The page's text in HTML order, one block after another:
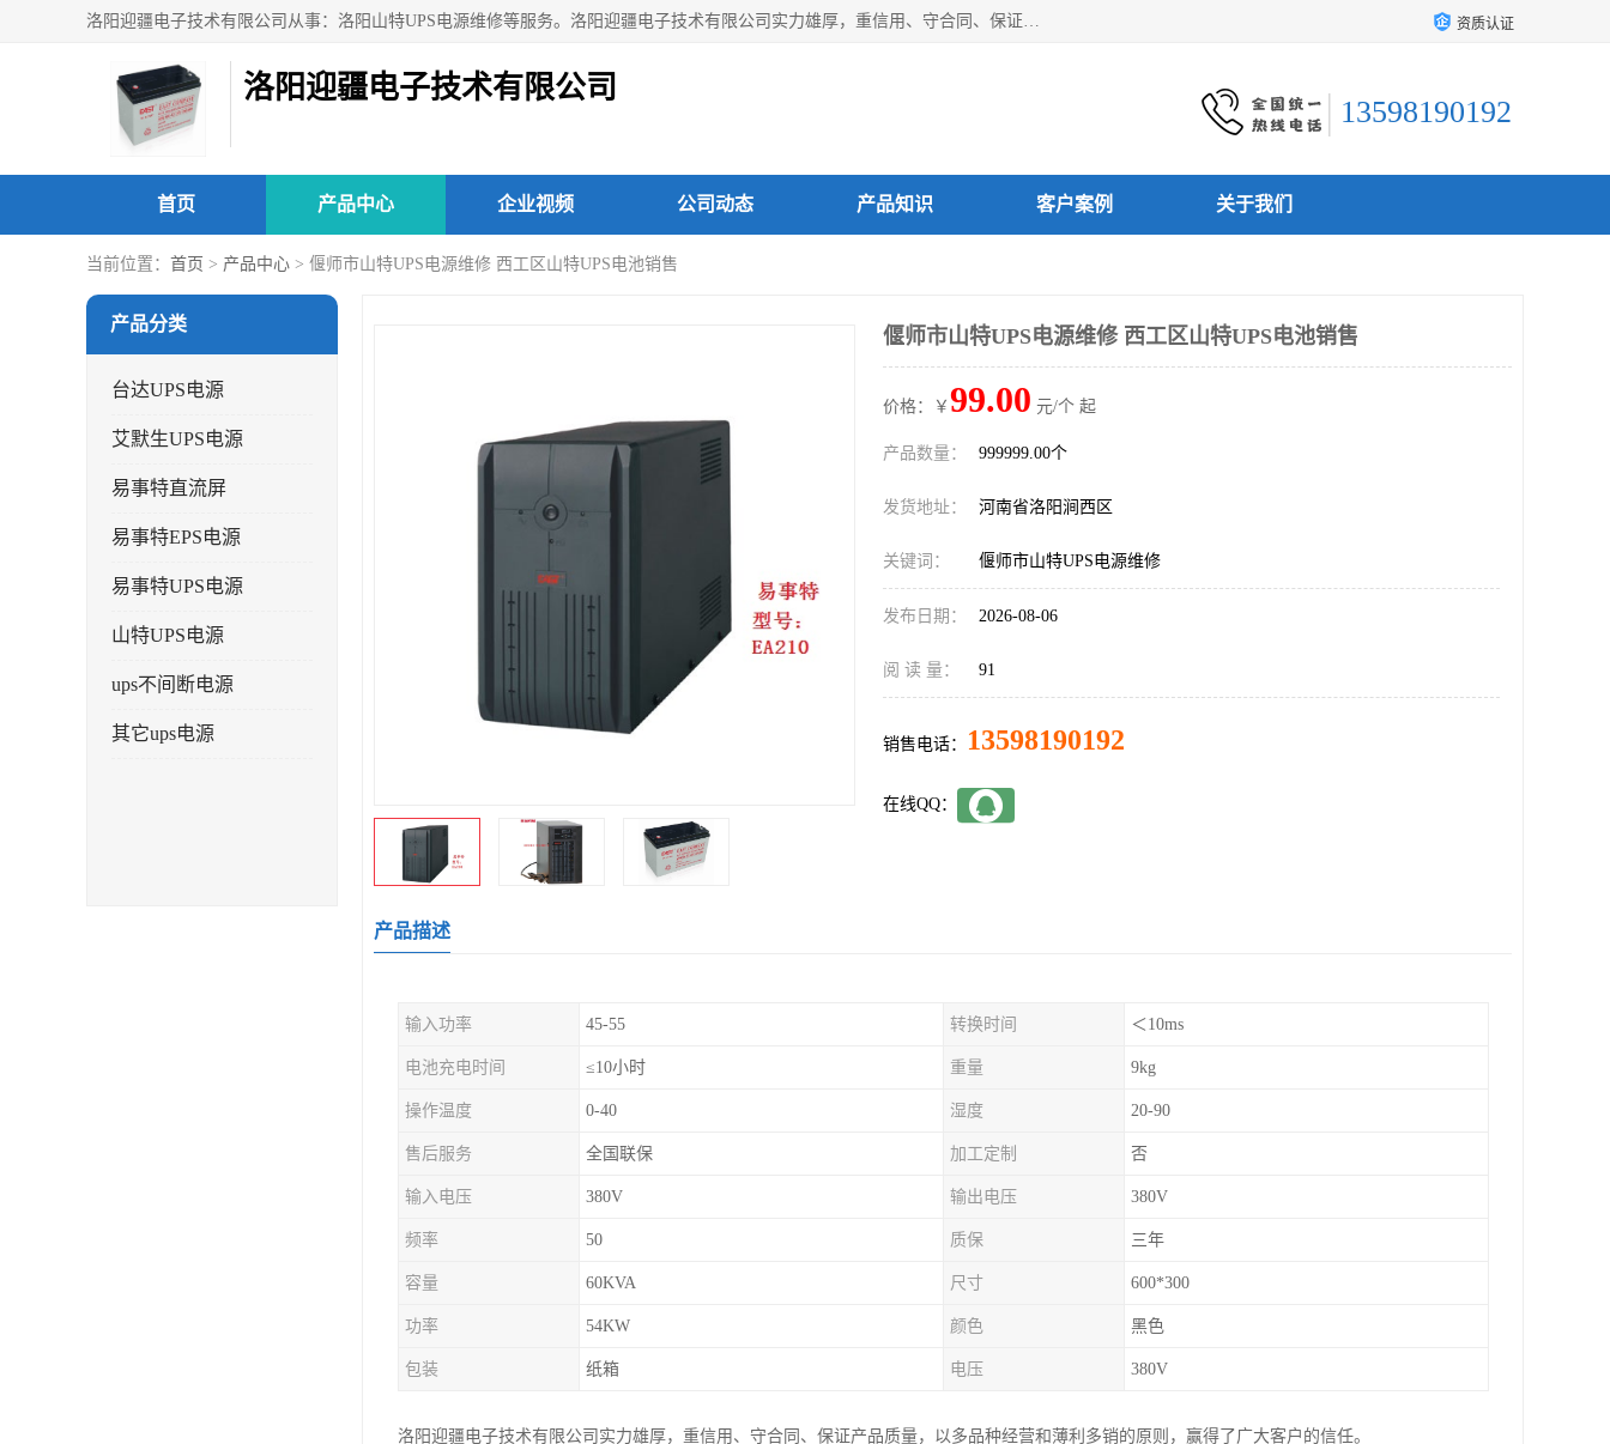
洛阳迎疆电子技术有限公司从事：洛阳山特UPS电源维修等服务。洛阳迎疆电子技术有限公司实力雄厚，重信用、守合同、保证产品质量，以多品种经营特色和薄利多销的原则，赢得了广大客户的信任。公司的宗旨——用服务求发展，用质量求生存！ 资质认证
洛阳迎疆电子技术有限公司
13598190192
首页 产品中心 企业视频 公司动态 产品知识 客户案例 关于我们
当前位置： 首页 > 产品中心 > 偃师市山特UPS电源维修 西工区山特UPS电池销售
产品分类
台达UPS电源
艾默生UPS电源
易事特直流屏
易事特EPS电源
易事特UPS电源
山特UPS电源
ups不间断电源
其它ups电源
偃师市山特UPS电源维修 西工区山特UPS电池销售
价格：￥ 99.00 元/个 起
产品数量： 999999.00个
发货地址： 河南省洛阳涧西区
关键词： 偃师市山特UPS电源维修
发布日期： 2026-08-06
阅 读 量： 91
销售电话： 13598190192
在线QQ：
产品描述
输入功率 45-55 转换时间 ＜10ms
电池充电时间 ≤10小时 重量 9kg
操作温度 0-40 湿度 20-90
售后服务 全国联保 加工定制 否
输入电压 380V 输出电压 380V
频率 50 质保 三年
容量 60KVA 尺寸 600*300
功率 54KW 颜色 黑色
包装 纸箱 电压 380V
洛阳迎疆电子技术有限公司实力雄厚，重信用、守合同、保证产品质量，以多品种经营和薄利多销的原则，赢得了广大客户的信任。